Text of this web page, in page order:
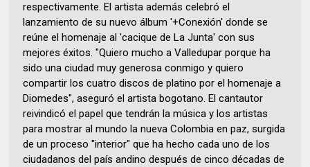
respectivamente. El artista además celebró el
lanzamiento de su nuevo álbum '+Conexión' donde se
reúne el homenaje al 'cacique de La Junta' con sus
mejores éxitos. "Quiero mucho a Valledupar porque ha
sido una ciudad muy generosa conmigo y quiero
compartir los cuatro discos de platino por el homenaje a
Diomedes", aseguró el artista bogotano. El cantautor
reivindicó el papel que tendrán la música y los artistas
para mostrar al mundo la nueva Colombia en paz, surgida
de un proceso "interior" que ha hecho cada uno de los
ciudadanos del país andino después de cinco décadas de